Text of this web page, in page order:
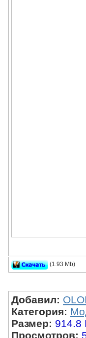
(1.93 Mb)
Добавил:
Категория:
Размер: 914.8
Просмотров: